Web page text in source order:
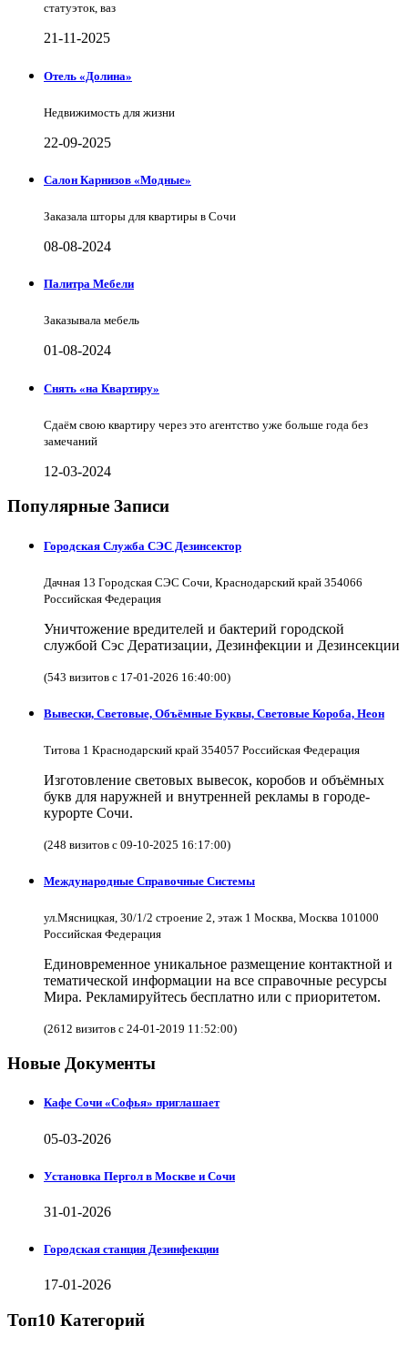
статуэток, ваз
21-11-2025
Отель «Долина»
Недвижимость для жизни
22-09-2025
Салон Карнизов «Модные»
Заказала шторы для квартиры в Сочи
08-08-2024
Палитра Мебели
Заказывала мебель
01-08-2024
Снять «на Квартиру»
Сдаём свою квартиру через это агентство уже больше года без
замечаний
12-03-2024
Популярные Записи
Городская Служба СЭС Дезинсектор
Дачная 13 Городская СЭС Сочи, Краснодарский край 354066
Российская Федерация
Уничтожение вредителей и бактерий городской
службой Сэс Дератизации, Дезинфекции и Дезинсекции
(543 визитов с 17-01-2026 16:40:00)
Вывески, Световые, Объёмные Буквы, Световые Короба, Неон
Титова 1 Краснодарский край 354057 Российская Федерация
Изготовление световых вывесок, коробов и объёмных
букв для наружней и внутренней рекламы в городе-
курорте Сочи.
(248 визитов с 09-10-2025 16:17:00)
Международные Справочные Системы
ул.Мясницкая, 30/1/2 строение 2, этаж 1 Москва, Москва 101000
Российская Федерация
Единовременное уникальное размещение контактной и
тематической информации на все справочные ресурсы
Мира. Рекламируйтесь бесплатно или с приоритетом.
(2612 визитов с 24-01-2019 11:52:00)
Новые Документы
Кафе Сочи «Софья» приглашает
05-03-2026
Установка Пергол в Москве и Сочи
31-01-2026
Городская станция Дезинфекции
17-01-2026
Топ10 Категорий